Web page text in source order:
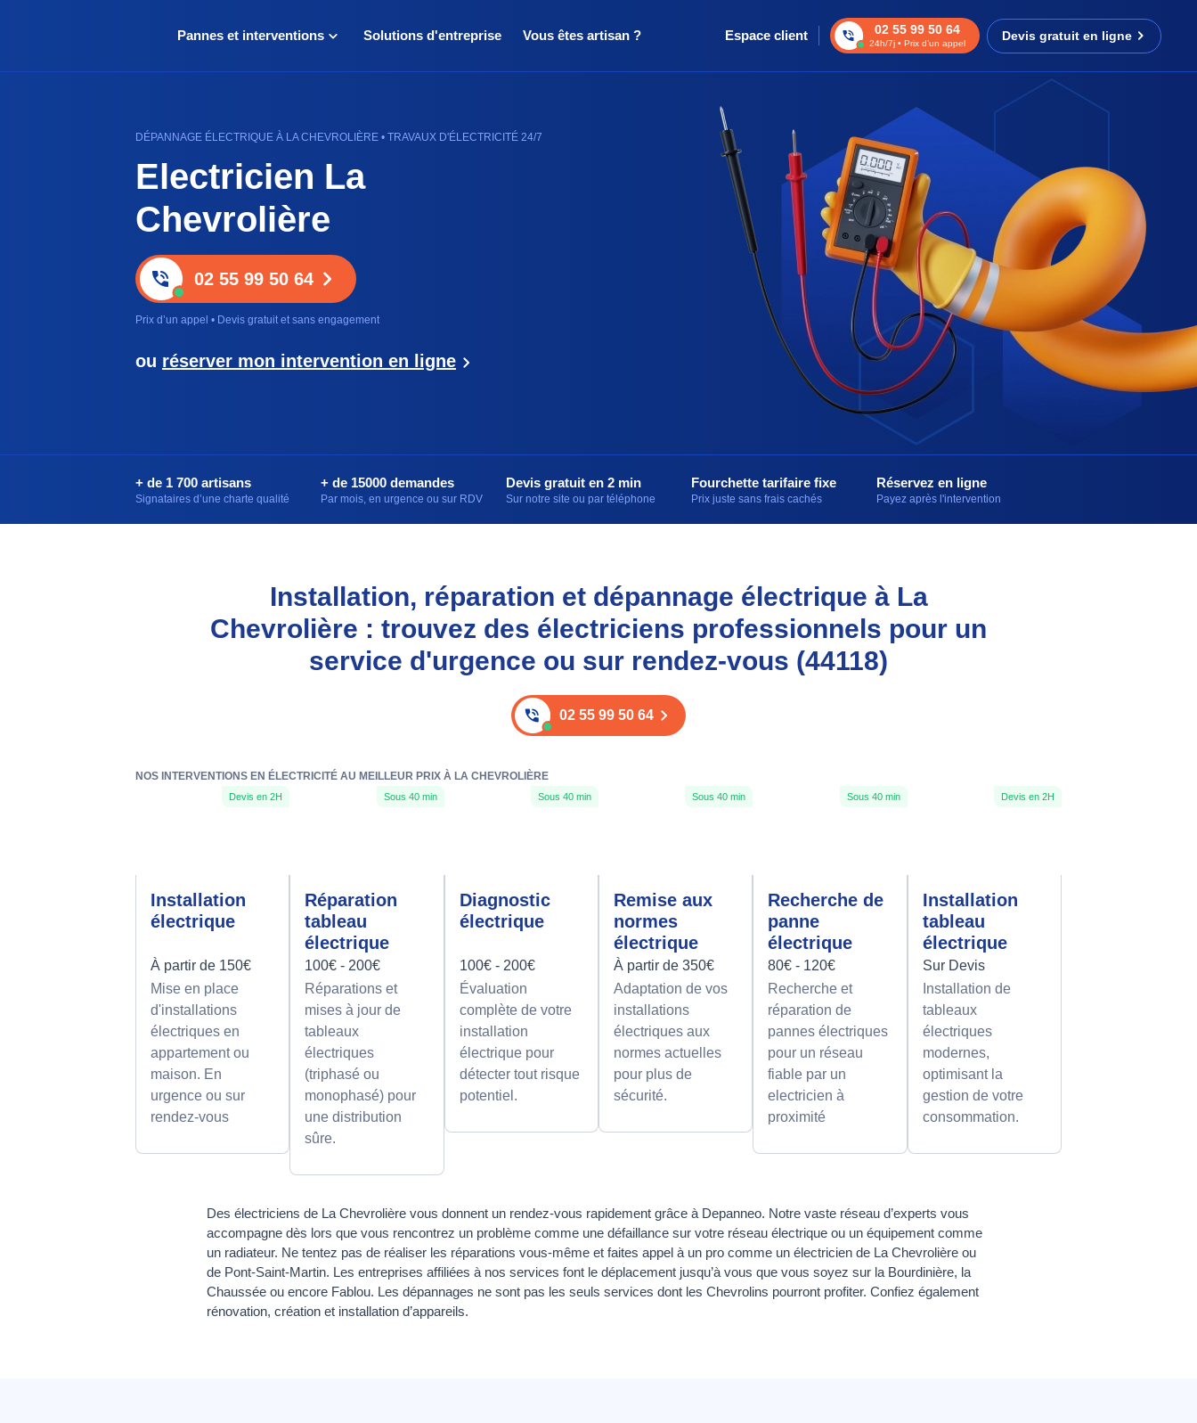
Pannes et interventions Solutions d'entreprise Vous êtes artisan ? Espace client 02 55 99 50 64
24h/7j • Prix d’un appel
Devis gratuit en ligne
DÉPANNAGE ÉLECTRIQUE À LA CHEVROLIÈRE • TRAVAUX D'ÉLECTRICITÉ 24/7
Electricien La
Chevrolière
02 55 99 50 64
Prix d’un appel • Devis gratuit et sans engagement
ou réserver mon intervention en ligne
+ de 1 700 artisans
Signataires d’une charte qualité
+ de 15000 demandes
Par mois, en urgence ou sur RDV
Devis gratuit en 2 min
Sur notre site ou par téléphone
Fourchette tarifaire fixe
Prix juste sans frais cachés
Réservez en ligne
Payez après l'intervention
Installation, réparation et dépannage électrique à La
Chevrolière : trouvez des électriciens professionnels pour un
service d'urgence ou sur rendez-vous (44118)
02 55 99 50 64
NOS INTERVENTIONS EN ÉLECTRICITÉ AU MEILLEUR PRIX À LA CHEVROLIÈRE
Devis en 2H
Installation
électrique
À partir de 150€
Mise en place
d'installations
électriques en
appartement ou
maison. En
urgence ou sur
rendez-vous
Sous 40 min
Réparation
tableau
électrique
100€ - 200€
Réparations et
mises à jour de
tableaux
électriques
(triphasé ou
monophasé) pour
une distribution
sûre.
Sous 40 min
Diagnostic
électrique
100€ - 200€
Évaluation
complète de votre
installation
électrique pour
détecter tout risque
potentiel.
Sous 40 min
Remise aux
normes
électrique
À partir de 350€
Adaptation de vos
installations
électriques aux
normes actuelles
pour plus de
sécurité.
Sous 40 min
Recherche de
panne
électrique
80€ - 120€
Recherche et
réparation de
pannes électriques
pour un réseau
fiable par un
electricien à
proximité
Devis en 2H
Installation
tableau
électrique
Sur Devis
Installation de
tableaux
électriques
modernes,
optimisant la
gestion de votre
consommation.
Des électriciens de La Chevrolière vous donnent un rendez-vous rapidement grâce à Depanneo. Notre vaste réseau d’experts vous
accompagne dès lors que vous rencontrez un problème comme une défaillance sur votre réseau électrique ou un équipement comme
un radiateur. Ne tentez pas de réaliser les réparations vous-même et faites appel à un pro comme un électricien de La Chevrolière ou
de Pont-Saint-Martin. Les entreprises affiliées à nos services font le déplacement jusqu’à vous que vous soyez sur la Bourdinière, la
Chaussée ou encore Fablou. Les dépannages ne sont pas les seuls services dont les Chevrolins pourront profiter. Confiez également
rénovation, création et installation d’appareils.